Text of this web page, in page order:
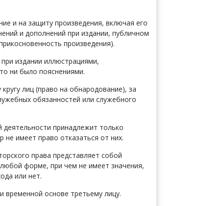
и на защиту произведения, включая его
и дополнений при издании, публичном
произведения).
издании иллюстрациями,
ни было пояснениями.
лиц (право на обнародование), за
обязанностей или служебного
принадлежит только
имеет право отказаться от них.
права представляет собой
форме, при чем не имеет значения,
или нет.
основе третьему лицу.